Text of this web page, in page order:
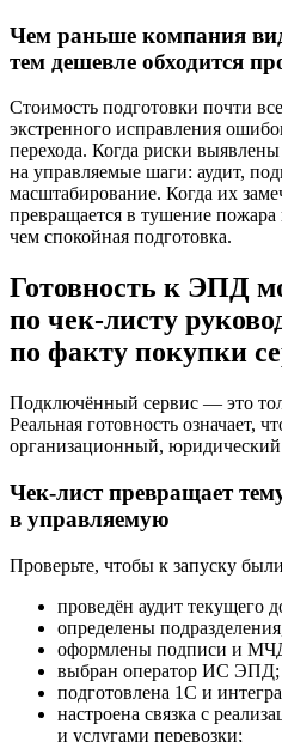
Чем раньше компания
тем дешевле обходится
Стоимость подготовки почти
экстренного исправления
перехода. Когда риски
на управляемые шаги: аудит,
масштабирование. Когда их
превращается в тушение пожара
чем спокойная подготовка.
Готовность к ЭПД
по чек-листу
по факту покупки
Подключённый сервис — это
Реальная готовность означает,
организационный,
Чек-лист превращает
в управляемую
Проверьте, чтобы к запуску
проведён аудит текущего
определены
оформлены подписи и
выбран оператор ИС ЭПД;
подготовлена 1С и
настроена связка с
и услугами перевозки;